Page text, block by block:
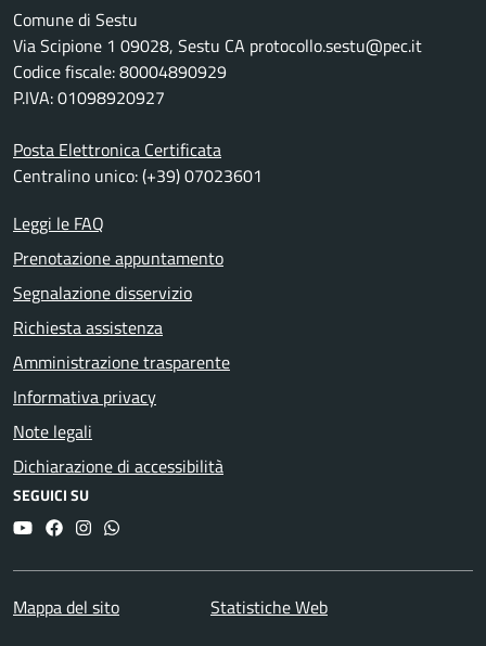
Comune di Sestu
Via Scipione 1 09028, Sestu CA protocollo.sestu@pec.it
Codice fiscale: 80004890929
P.IVA: 01098920927
Posta Elettronica Certificata
Centralino unico: (+39) 07023601
Leggi le FAQ
Prenotazione appuntamento
Segnalazione disservizio
Richiesta assistenza
Amministrazione trasparente
Informativa privacy
Note legali
Dichiarazione di accessibilità
SEGUICI SU
YouTubeFacebookInstagram
Whatsapp
Mappa del sito Statistiche Web